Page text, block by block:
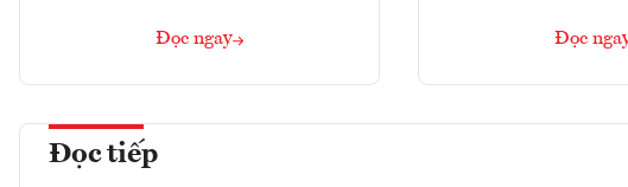
Đọc ngay Đọc
Đọc tiếp